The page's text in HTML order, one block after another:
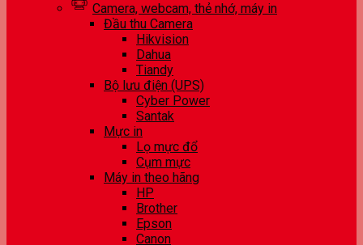
Camera, webcam, thẻ nhớ, máy in
Đầu thu Camera
Hikvision
Dahua
Tiandy
Bộ lưu điện (UPS)
Cyber Power
Santak
Mực in
Lọ mực đổ
Cụm mực
Máy in theo hãng
HP
Brother
Epson
Canon